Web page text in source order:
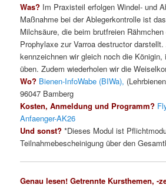
Was? Im Praxisteil erfolgen Windel- und
Maßnahme bei der Ablegerkontrolle ist
Milchsäure, die beim brutfreien
Prophylaxe zur Varroa destructor
kennzeichnen wir gleich noch die Königin,
üben. Zudem wiederholen wir die
Wo? Bienen-InfoWabe (BIWa),
96047 Bamberg
Kosten, Anmeldung und Programm?
Anfaenger-AK26
Und sonst? *Dieses Modul ist
Teilnahmebescheinigung über den
Genau lesen! Getrennte Kursthemen, -